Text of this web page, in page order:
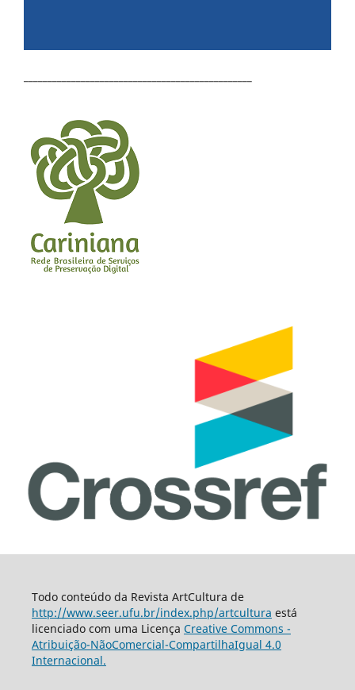
Todo conteúdo da Revista ArtCultura de
http://www.seer.ufu.br/index.php/artcultura está
licenciado com uma Licença Creative Commons -
Atribuição-NãoComercial-CompartilhaIgual 4.0
Internacional.